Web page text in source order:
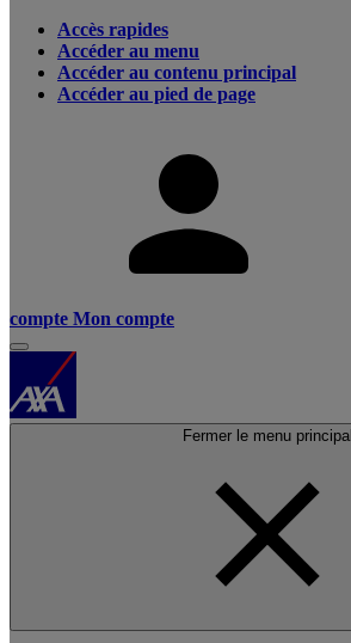
Accès rapides
Accéder au menu
Accéder au contenu principal
Accéder au pied de page
compte Mon compte
Fermer le menu principal